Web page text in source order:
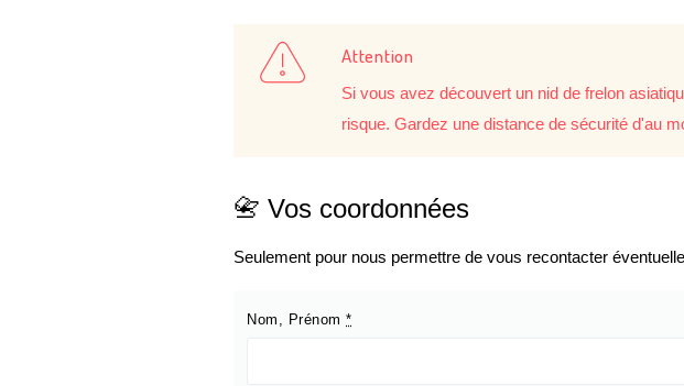
Attention
Si vous avez découvert un nid de frelon
risque. Gardez une distance de sécurité d'au
📇 Vos coordonnées
Seulement pour nous permettre de vous recontacter
Nom, Prénom *